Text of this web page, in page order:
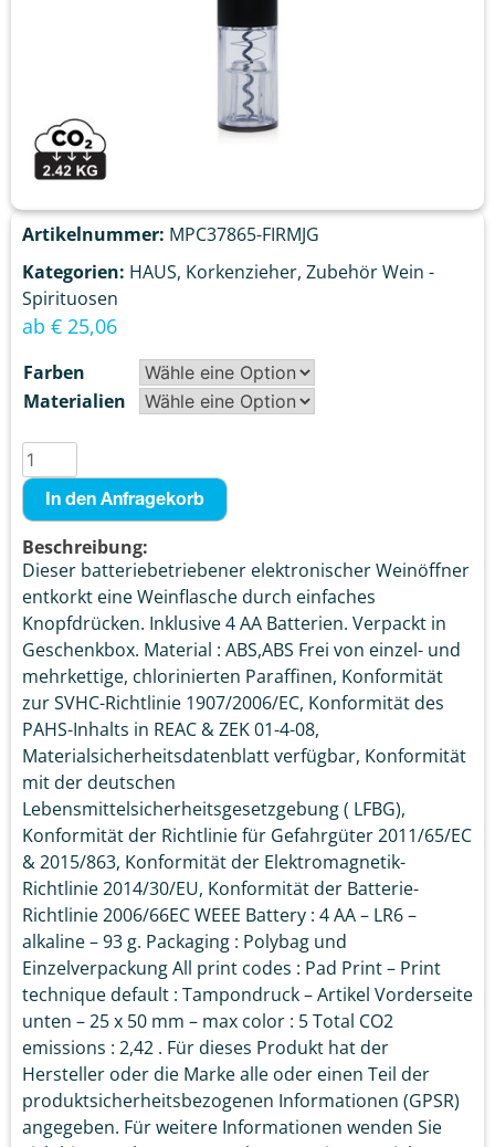
Artikelnummer: MPC37865-FIRMJG
Kategorien: HAUS, Korkenzieher, Zubehör Wein -
Spirituosen
ab € 25,06
Farben
Materialien
In den Anfragekorb
Beschreibung:
Dieser batteriebetriebener elektronischer Weinöffner
entkorkt eine Weinflasche durch einfaches
Knopfdrücken. Inklusive 4 AA Batterien. Verpackt in
Geschenkbox. Material : ABS,ABS Frei von einzel- und
mehrkettige, chlorinierten Paraffinen, Konformität
zur SVHC-Richtlinie 1907/2006/EC, Konformität des
PAHS-Inhalts in REAC & ZEK 01-4-08,
Materialsicherheitsdatenblatt verfügbar, Konformität
mit der deutschen
Lebensmittelsicherheitsgesetzgebung ( LFBG),
Konformität der Richtlinie für Gefahrgüter 2011/65/EC
& 2015/863, Konformität der Elektromagnetik-
Richtlinie 2014/30/EU, Konformität der Batterie-
Richtlinie 2006/66EC WEEE Battery : 4 AA – LR6 –
alkaline – 93 g. Packaging : Polybag und
Einzelverpackung All print codes : Pad Print – Print
technique default : Tampondruck – Artikel Vorderseite
unten – 25 x 50 mm – max color : 5 Total CO2
emissions : 2,42 . Für dieses Produkt hat der
Hersteller oder die Marke alle oder einen Teil der
produktsicherheitsbezogenen Informationen (GPSR)
angegeben. Für weitere Informationen wenden Sie